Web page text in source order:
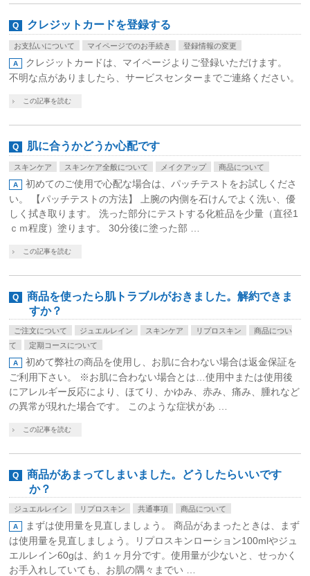
クレジットカードを登録する
お支払いについて マイページでのお手続き 登録情報の変更
クレジットカードは、マイページよりご登録いただけます。
不明な点がありましたら、サービスセンターまでご連絡ください。
この記事を読む
肌に合うかどうか心配です
スキンケア スキンケア全般について メイクアップ 商品について
初めてのご使用で心配な場合は、パッチテストをお試しくださ
い。 【パッチテストの方法】 上腕の内側を石けんでよく洗い、優
しく拭き取ります。 洗った部分にテストする化粧品を少量（直径1
ｃｍ程度）塗ります。 30分後に塗った部 …
この記事を読む
商品を使ったら肌トラブルがおきました。解約できま
すか？
ご注文について ジュエルレイン スキンケア リプロスキン
商品につい
て
定期コースについて
初めて弊社の商品を使用し、お肌に合わない場合は返金保証を
ご利用下さい。 ※お肌に合わない場合とは…使用中または使用後
にアレルギー反応により、ほてり、かゆみ、赤み、痛み、腫れなど
の異常が現れた場合です。 このような症状があ …
この記事を読む
商品があまってしまいました。どうしたらいいです
か？
ジュエルレイン リプロスキン 共通事項 商品について
まずは使用量を見直しましょう。 商品があまったときは、まず
は使用量を見直しましょう。リプロスキンローション100mlやジュ
エルレイン60gは、約１ヶ月分です。使用量が少ないと、せっかく
お手入れしていても、お肌の隅々までい …